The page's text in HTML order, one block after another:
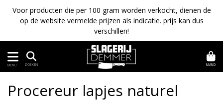
Voor producten die per 100 gram worden verkocht, dienen de
op de website vermelde prijzen als indicatie. prijs kan dus
verschillen!
MENU ZOEKEN MAND
Procereur lapjes naturel